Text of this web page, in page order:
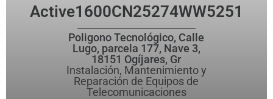
Active1600CN25274WW5251
Poligono Tecnológico, Calle
Lugo, parcela 177, Nave 3,
18151 Ogíjares, Gr
Instalación, Mantenimiento y
Reparación de Equipos de
Telecomunicaciones